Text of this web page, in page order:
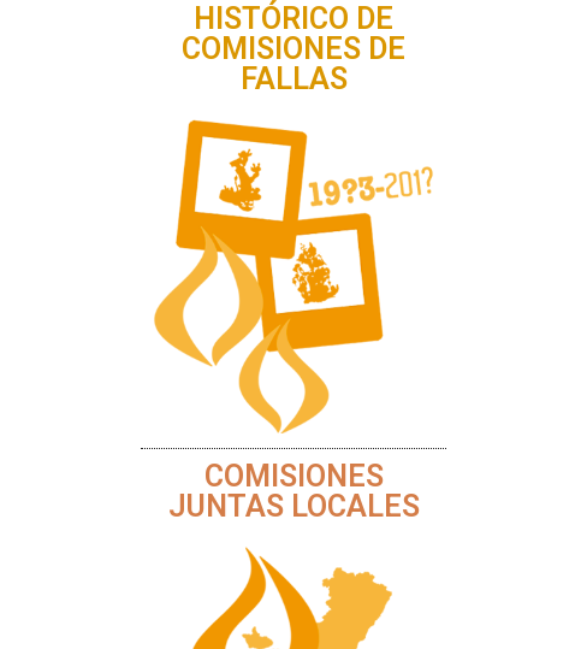
HISTÓRICO DE
COMISIONES DE
FALLAS
COMISIONES
JUNTAS LOCALES